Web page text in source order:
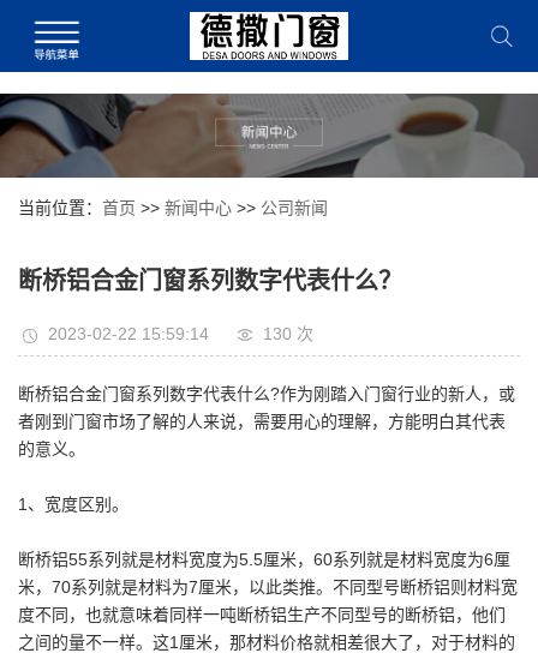
当前位置： 首页 >> 新闻中心 >> 公司新闻
断桥铝合金门窗系列数字代表什么？
2023-02-22 15:59:14 130 次
断桥铝合金门窗系列数字代表什么?作为刚踏入门窗行业的新人，或
者刚到门窗市场了解的人来说，需要用心的理解，方能明白其代表
的意义。
1、宽度区别。
断桥铝55系列就是材料宽度为5.5厘米，60系列就是材料宽度为6厘
米，70系列就是材料为7厘米，以此类推。不同型号断桥铝则材料宽
度不同，也就意味着同样一吨断桥铝生产不同型号的断桥铝，他们
之间的量不一样。这1厘米，那材料价格就相差很大了，对于材料的